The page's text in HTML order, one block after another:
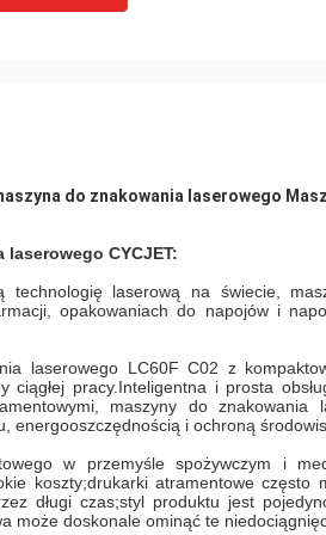
do znakowania laserowego
CYCJET:
technologię laserową na świecie,
opakowaniach do napojów i
laserowego LC60F C02 z
ciągłej pracy.Inteligentna i prosta
maszyny do znakowania
energooszczędnością i ochroną
w przemyśle spożywczym i
koszty;drukarki atramentowe
długi czas;styl produktu jest
może doskonale ominąć te